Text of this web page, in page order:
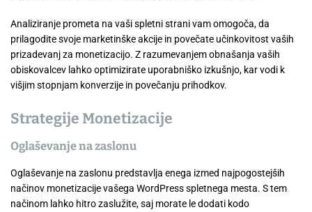
Analiziranje prometa na vaši spletni strani vam omogoča, da
prilagodite svoje marketinške akcije in povečate učinkovitost vaših
prizadevanj za monetizacijo. Z razumevanjem obnašanja vaših
obiskovalcev lahko optimizirate uporabniško izkušnjo, kar vodi k
višjim stopnjam konverzije in povečanju prihodkov.
Strategije Monetizacije
Oglaševanje na zaslonu
Oglaševanje na zaslonu predstavlja enega izmed najpogostejših
načinov monetizacije vašega WordPress spletnega mesta. S tem
načinom lahko hitro zaslužite, saj morate le dodati kodo